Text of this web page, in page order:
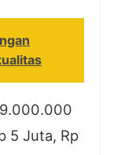
5 Juta, Rp